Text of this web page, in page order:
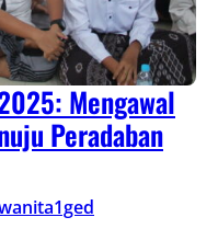
Mengawal
Peradaban